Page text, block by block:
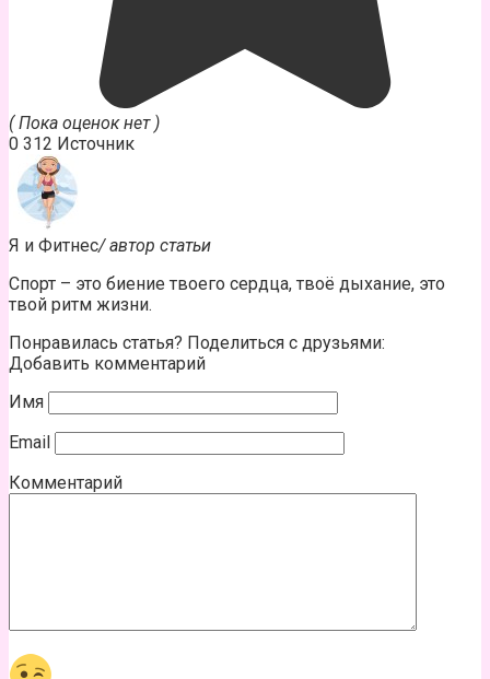
( Пока оценок нет )
0 312 Источник
Я и Фитнес/ автор статьи
Спорт – это биение твоего сердца, твоё дыхание, это
твой ритм жизни.
Понравилась статья? Поделиться с друзьями:
Добавить комментарий
Имя
Email
Комментарий